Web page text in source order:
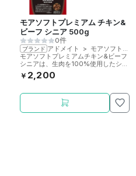
モアソフトプレミアム チキン&
ビーフ シニア 500g
0件
ブランド アドメイト > モアソフトプレミアム
モアソフトプレミアムチキン&ビーフ
シニアは、生肉を100%使用したシニ
ア犬用ソフトタイプドッグフードで
す。保存料・着色料・酸化防止剤・発
￥ 2,200